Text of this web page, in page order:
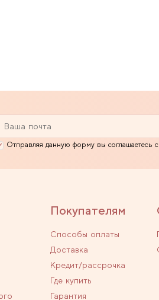
Отправляя данную форму вы соглашаетесь с
Покупателям
Способы оплаты
Доставка
Кредит/рассрочка
Где купить
Гарантия